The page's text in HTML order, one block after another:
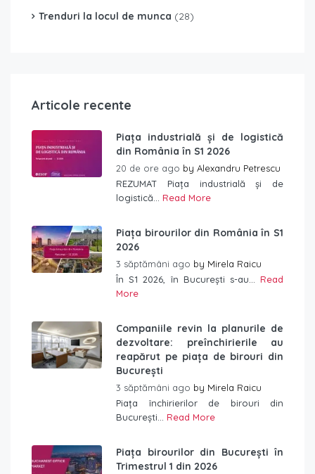
Trenduri la locul de munca (28)
Articole recente
Piața industrială și de logistică
din România în S1 2026
20 de ore ago by Alexandru Petrescu
REZUMAT Piața industrială și de
logistică... Read More
Piața birourilor din România în S1
2026
3 săptămâni ago by Mirela Raicu
În S1 2026, în București s-au... Read
More
Companiile revin la planurile de
dezvoltare: preînchirierile au
reapărut pe piața de birouri din
București
3 săptămâni ago by Mirela Raicu
Piața închirierilor de birouri din
București... Read More
Piața birourilor din București în
Trimestrul 1 din 2026